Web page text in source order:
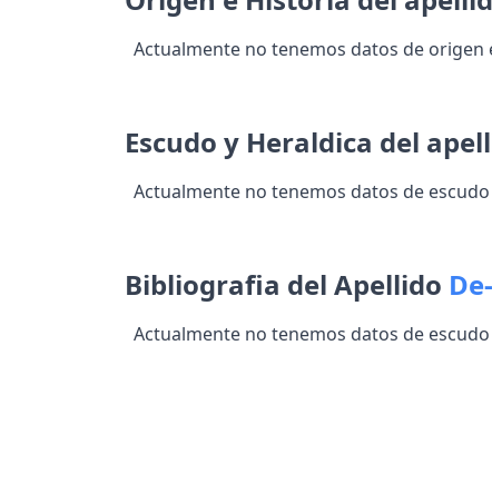
Actualmente no tenemos datos de origen
Escudo y Heraldica del
Actualmente no tenemos datos de
Bibliografia del Apellido
Actualmente no tenemos datos de